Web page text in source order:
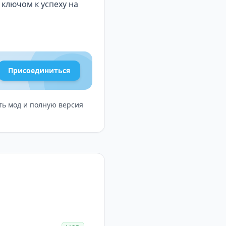
к успеху на
— это
карты и
Присоединиться
мод и полную версия